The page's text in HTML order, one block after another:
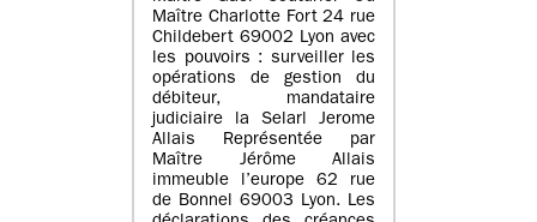
Maître Charlotte Fort 24 rue
Childebert 69002 Lyon avec
les pouvoirs : surveiller les
opérations de gestion du
débiteur, mandataire
judiciaire la Selarl Jerome
Allais Représentée par
Maître Jérôme Allais
immeuble l’europe 62 rue
de Bonnel 69003 Lyon. Les